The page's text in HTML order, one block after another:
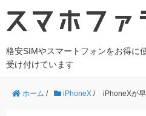
格安SIMやスマートフォンをお得に
受け付けています
ホーム / iPhoneX / iPhoneXが